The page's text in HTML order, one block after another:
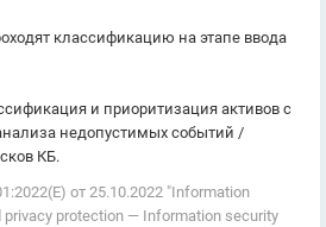
классификацию на этапе ввода
и приоритизация активов с
недопустимых событий /
КБ.
от 25.10.2022 "Information
privacy protection — Information security